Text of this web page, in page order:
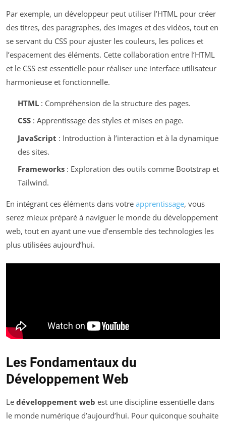
Par exemple, un développeur peut utiliser l’HTML pour créer
des titres, des paragraphes, des images et des vidéos, tout en
se servant du CSS pour ajuster les couleurs, les polices et
l’espacement des éléments. Cette collaboration entre l’HTML
et le CSS est essentielle pour réaliser une interface utilisateur
harmonieuse et fonctionnelle.
HTML: Compréhension de la structure des pages.
CSS: Apprentissage des styles et mises en page.
JavaScript : Introduction à l’interaction et à la dynamique
des sites.
Frameworks: Exploration des outils comme Bootstrap et
Tailwind.
En intégrant ces éléments dans votre apprentissage, vous
serez mieux préparé à naviguer le monde du développement
web, tout en ayant une vue d’ensemble des technologies les
plus utilisées aujourd’hui.
Les Fondamentaux du
Développement Web
Le développement web est une discipline essentielle dans
le monde numérique d’aujourd’hui. Pour quiconque souhaite